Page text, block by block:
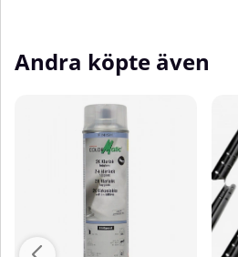
Andra köpte även